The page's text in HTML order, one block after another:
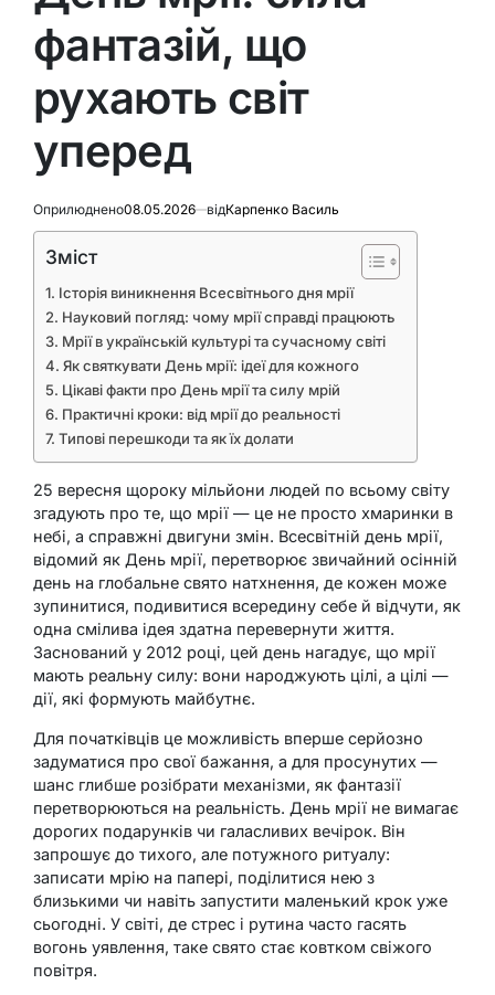
фантазій, що
рухають світ
уперед
Оприлюднено08.05.2026 відКарпенко Василь
Зміст
Історія виникнення Всесвітнього дня мрії
Науковий погляд: чому мрії справді працюють
Мрії в українській культурі та сучасному світі
Як святкувати День мрії: ідеї для кожного
Цікаві факти про День мрії та силу мрій
Практичні кроки: від мрії до реальності
Типові перешкоди та як їх долати
25 вересня щороку мільйони людей по всьому світу
згадують про те, що мрії — це не просто хмаринки в
небі, а справжні двигуни змін. Всесвітній день мрії,
відомий як День мрії, перетворює звичайний осінній
день на глобальне свято натхнення, де кожен може
зупинитися, подивитися всередину себе й відчути, як
одна смілива ідея здатна перевернути життя.
Заснований у 2012 році, цей день нагадує, що мрії
мають реальну силу: вони народжують цілі, а цілі —
дії, які формують майбутнє.
Для початківців це можливість вперше серйозно
задуматися про свої бажання, а для просунутих —
шанс глибше розібрати механізми, як фантазії
перетворюються на реальність. День мрії не вимагає
дорогих подарунків чи галасливих вечірок. Він
запрошує до тихого, але потужного ритуалу:
записати мрію на папері, поділитися нею з
близькими чи навіть запустити маленький крок уже
сьогодні. У світі, де стрес і рутина часто гасять
вогонь уявлення, таке свято стає ковтком свіжого
повітря.